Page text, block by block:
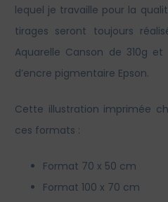
lequel je travaille pour la
tirages seront toujours
Aquarelle Canson de 310g
d’encre pigmentaire Epson.
Cette illustration imprimée
ces formats :
Format 70 x 50 cm
Format 100 x 70 cm